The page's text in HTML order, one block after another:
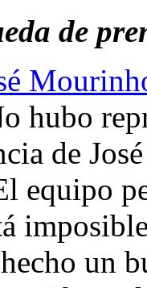
de
hubo
de
equipo
un